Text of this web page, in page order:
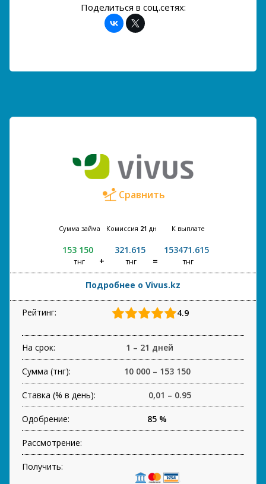
Поделиться в соц.сетях:
Сравнить
Сумма займа
153 150
тнг
Комиссия 21 дн
321.615
тнг
К выплате
153471.615
тнг
Подробнее о Vivus.kz
Рейтинг: 4.9
На срок: 1 – 21 дней
Сумма (тнг): 10 000 – 153 150
Ставка (% в день): 0,01 – 0.95
Одобрение: 85 %
Рассмотрение:
Получить: